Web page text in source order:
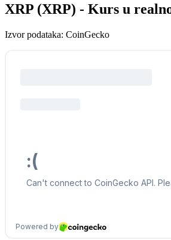
XRP (XRP) - Kurs u
Izvor podataka: CoinGecko